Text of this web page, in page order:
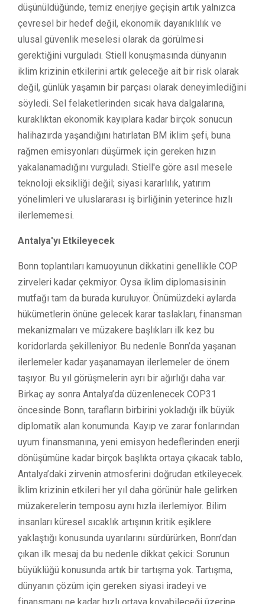
düşünüldüğünde, temiz enerjiye geçişin artık yalnızca
çevresel bir hedef değil, ekonomik dayanıklılık ve
ulusal güvenlik meselesi olarak da görülmesi
gerektiğini vurguladı. Stiell konuşmasında dünyanın
iklim krizinin etkilerini artık geleceğe ait bir risk olarak
değil, günlük yaşamın bir parçası olarak deneyimlediğini
söyledi. Sel felaketlerinden sıcak hava dalgalarına,
kuraklıktan ekonomik kayıplara kadar birçok sonucun
halihazırda yaşandığını hatırlatan BM iklim şefi, buna
rağmen emisyonları düşürmek için gereken hızın
yakalanamadığını vurguladı. Stiell'e göre asıl mesele
teknoloji eksikliği değil; siyasi kararlılık, yatırım
yönelimleri ve uluslararası iş birliğinin yeterince hızlı
ilerlememesi.
Antalya'yı Etkileyecek
Bonn toplantıları kamuoyunun dikkatini genellikle COP
zirveleri kadar çekmiyor. Oysa iklim diplomasisinin
mutfağı tam da burada kuruluyor. Önümüzdeki aylarda
hükümetlerin önüne gelecek karar taslakları, finansman
mekanizmaları ve müzakere başlıkları ilk kez bu
koridorlarda şekilleniyor. Bu nedenle Bonn’da yaşanan
ilerlemeler kadar yaşanamayan ilerlemeler de önem
taşıyor. Bu yıl görüşmelerin ayrı bir ağırlığı daha var.
Birkaç ay sonra Antalya’da düzenlenecek COP31
öncesinde Bonn, tarafların birbirini yokladığı ilk büyük
diplomatik alan konumunda. Kayıp ve zarar fonlarından
uyum finansmanına, yeni emisyon hedeflerinden enerji
dönüşümüne kadar birçok başlıkta ortaya çıkacak tablo,
Antalya’daki zirvenin atmosferini doğrudan etkileyecek.
İklim krizinin etkileri her yıl daha görünür hale gelirken
müzakerelerin temposu aynı hızla ilerlemiyor. Bilim
insanları küresel sıcaklık artışının kritik eşiklere
yaklaştığı konusunda uyarılarını sürdürürken, Bonn’dan
çıkan ilk mesaj da bu nedenle dikkat çekici: Sorunun
büyüklüğü konusunda artık bir tartışma yok. Tartışma,
dünyanın çözüm için gereken siyasi iradeyi ve
finansmanı ne kadar hızlı ortaya koyabileceği üzerine